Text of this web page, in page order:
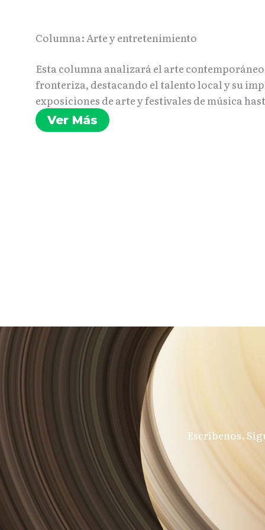
Columna: Arte y entretenimiento
Esta columna analizará el arte
fronteriza, destacando el talento local y su
exposiciones de arte y festivales de música
Ver Más
Escríbenos.